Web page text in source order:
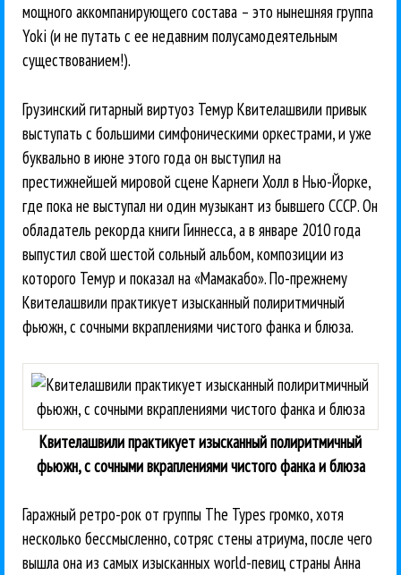
мощного аккомпанирующего состава – это нынешняя группа
Yoki (и не путать с ее недавним полусамодеятельным
существованием!).
Грузинский гитарный виртуоз Темур Квителашвили привык
выступать с большими симфоническими оркестрами, и уже
буквально в июне этого года он выступил на
престижнейшей мировой сцене Карнеги Холл в Нью-Йорке,
где пока не выступал ни один музыкант из бывшего СССР. Он
обладатель рекорда книги Гиннесса, а в январе 2010 года
выпустил свой шестой сольный альбом, композиции из
которого Темур и показал на «Мамакабо». По-прежнему
Квителашвили практикует изысканный полиритмичный
фьюжн, с сочными вкраплениями чистого фанка и блюза.
Квителашвили практикует изысканный полиритмичный
фьюжн, с сочными вкраплениями чистого фанка и блюза
Гаражный ретро-рок от группы The Types громко, хотя
несколько бессмысленно, сотряс стены атриума, после чего
вышла она из самых изысканных world-певиц страны Анна